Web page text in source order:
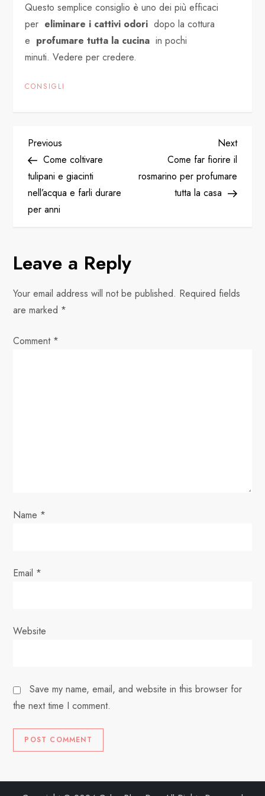
Questo semplice consiglio è uno dei più efficaci
per eliminare i cattivi odori dopo la cottura
e profumare tutta la cucina in pochi
minuti. Vedere per credere.
CONSIGLI
P
o
s
n
a
v
i
n
Previous
Post
Previous
Come coltivare
tulipani e giacinti
nell’acqua e farli durare
per anni
Next
Post
Next
Come far fiorire il
rosmarino per profumare
tutta la casa
Leave a Reply
Your email address will not be published. Required fields
are marked *
Comment *
Name *
Email *
Website
Save my name, email, and website in this browser for
the next time I comment.